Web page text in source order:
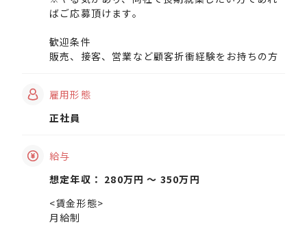
ばご応募頂けます。
歓迎条件
販売、接客、営業など顧客折衝経験をお持ちの方
雇用形態
正社員
給与
想定年収： 280万円 〜 350万円
<賃金形態>
月給制